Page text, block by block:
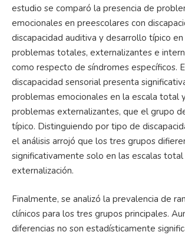
estudio se comparó la presencia de
emocionales en preescolares con
discapacidad auditiva y desarrollo típico
problemas totales, externalizantes e
como respecto de síndromes específicos.
discapacidad sensorial presenta
problemas emocionales en la escala total
problemas externalizantes, que el grupo
típico. Distinguiendo por tipo de
el análisis arrojó que los tres grupos
significativamente solo en las escalas
externalización.
Finalmente, se analizó la prevalencia de
clínicos para los tres grupos principales.
diferencias no son estadísticamente